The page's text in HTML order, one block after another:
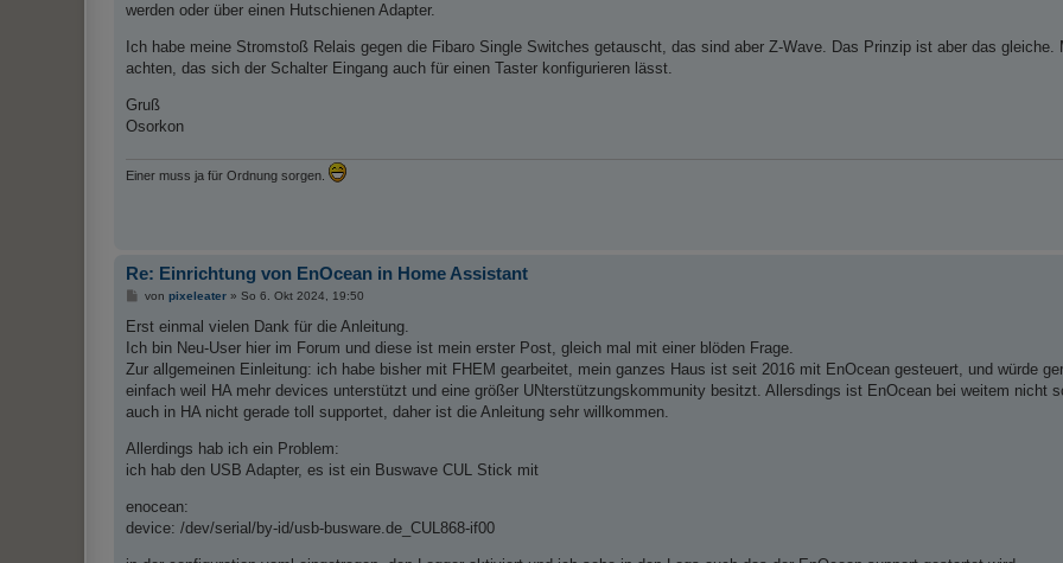
werden oder über einen Hutschienen Adapter.
Ich habe meine Stromstoß Relais gegen die Fibaro Single Switches getauscht, das sind aber Z-Wave. Das Prinzip ist aber das gleiche.
achten, das sich der Schalter Eingang auch für einen Taster konfigurieren lässt.
Gruß
Osorkon
Einer muss ja für Ordnung sorgen.
Re: Einrichtung von EnOcean in Home Assistant
B
i
r
a
von pixeleater» So 6. Okt 2024, 19:50
Erst einmal vielen Dank für die Anleitung.
Ich bin Neu-User hier im Forum und diese ist mein erster Post, gleich mal mit einer blöden Frage.
Zur allgemeinen Einleitung: ich habe bisher mit FHEM gearbeitet, mein ganzes Haus ist seit 2016 mit EnOcean gesteuert, und würde
einfach weil HA mehr devices unterstützt und eine größer UNterstützungskommunity besitzt. Allersdings ist EnOcean bei weitem nicht
auch in HA nicht gerade toll supportet, daher ist die Anleitung sehr willkommen.
Allerdings hab ich ein Problem:
ich hab den USB Adapter, es ist ein Buswave CUL Stick mit
enocean:
device: /dev/serial/by-id/usb-busware.de_CUL868-if00